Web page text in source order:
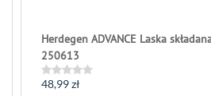
Herdegen ADVANCE Laska
250613
Rated
48,99zł